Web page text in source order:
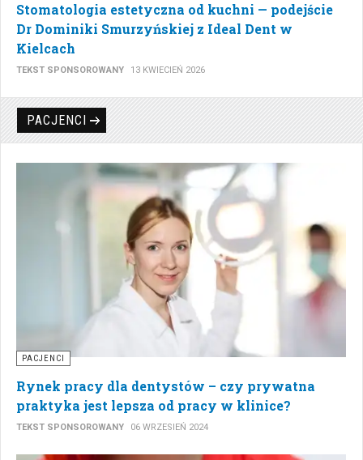
Stomatologia estetyczna od kuchni — podejście
Dr Dominiki Smurzyńskiej z Ideal Dent w
Kielcach
TEKST SPONSOROWANY 13 KWIECIEŃ 2026
PACJENCI
PACJENCI
Rynek pracy dla dentystów – czy prywatna
praktyka jest lepsza od pracy w klinice?
TEKST SPONSOROWANY 06 WRZESIEŃ 2024